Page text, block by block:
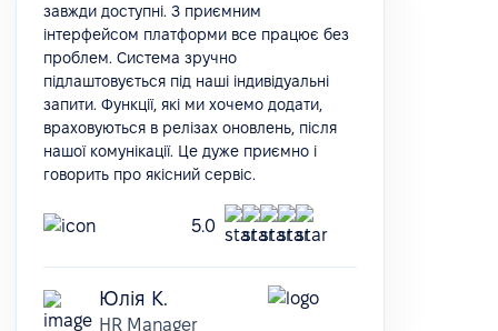
завжди доступні. З приємним
інтерфейсом платформи все працює без
проблем. Система зручно
підлаштовується під наші індивідуальні
запити. Функції, які ми хочемо додати,
враховуються в релізах оновлень, після
нашої комунікації. Це дуже приємно і
говорить про якісний сервіс.
5.0
Юлія К.
HR Manager